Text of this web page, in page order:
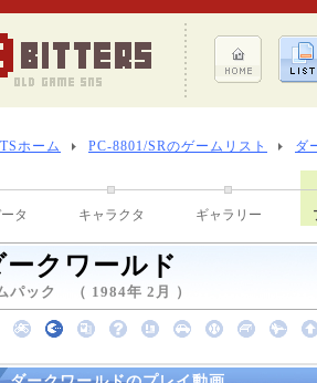
ホーム PC-8801/SRのゲームリスト ダ
タ キャラクタ ギャラリー
ークワールド
パック （ 1984年 2月 ）